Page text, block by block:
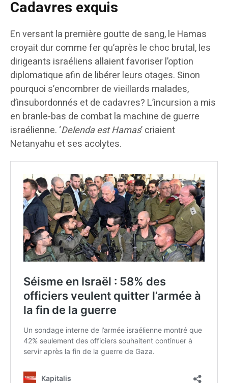
Cadavres exquis
En versant la première goutte de sang, le Hamas
croyait dur comme fer qu’après le choc brutal, les
dirigeants israéliens allaient favoriser l’option
diplomatique afin de libérer leurs otages. Sinon
pourquoi s’encombrer de vieillards malades,
d’insubordonnés et de cadavres? L’incursion a mis
en branle-bas de combat la machine de guerre
israélienne. ‘Delenda est Hamas’ criaient
Netanyahu et ses acolytes.